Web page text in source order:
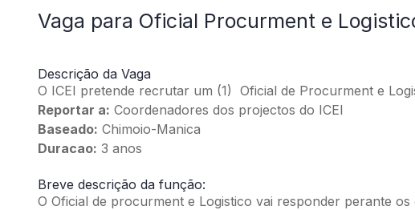
Vaga para Oficial Procurment e
Descrição da Vaga
O ICEI pretende recrutar um (1) Oficial de Procurment e
Reportar a: Coordenadores dos projectos do ICEI
Baseado: Chimoio-Manica
Duracao: 3 anos
Breve descrição da função:
O Oficial de procurment e Logistico vai responder perante